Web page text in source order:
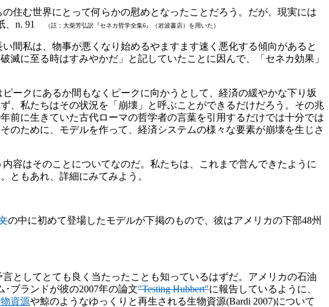
住む世界にとって何らかの慰めとなったことだろう。だが、現実には
、n. 91
（註：大柴芳弘訳『セネカ哲学全集6』（岩波書店）を用いた）
間私は、物事が悪くなり始めるやますます速く悪化する傾向があると
に至る時はすみやかだ」と記していたことに因んで、「セネカ効果」
ークにあるか間もなくピークに向かうとして、経済の緩やかな下り坂
、私たちはその状況を「崩壊」と呼ぶことができるだけだろう。その兆
前に生きていた古代ローマの哲学者の言葉を引用するだけでは十分では
のために、モデルを作って、経済システムの様々な要素が崩壊を生じさ
容はそのことについてなのだ。私たちは、これまで営んできたように
ともあれ、詳細にみてみよう。
の中に初めて登場したモデルが下掲のもので、彼はアメリカの下部48州
としてとても良く当たったことも知っているはずだ。アメリカの石油
ブランドが彼の2007年の論文"Testing Hubbert"に報告しているように、
資源や鯨のようなゆっくりと再生される生物資源(Bardi 2007)について